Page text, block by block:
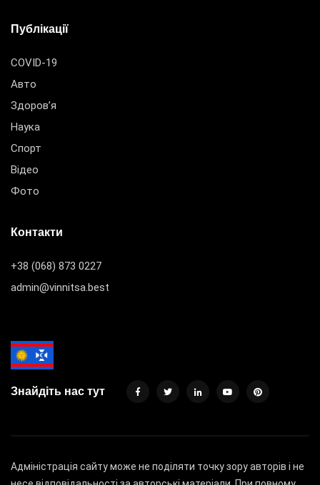
Публікації
COVID-19
Авто
Здоров’я
Наука
Спорт
Відео
Фото
Контакти
+38 (068) 873 0227
admin@vinnitsa.best
Знайдіть нас тут
Адміністрація сайту може не поділяти точку зору авторів і не